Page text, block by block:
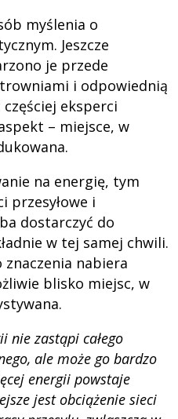
myślenia o
Jeszcze
je przede
i odpowiednią
eksperci
– miejsce, w
na energię, tym
przesyłowe i
dostarczyć do
w tej samej chwili.
znaczenia nabiera
blisko miejsc, w
nie zastąpi całego
ale może go bardzo
energii powstaje
jest obciążenie sieci